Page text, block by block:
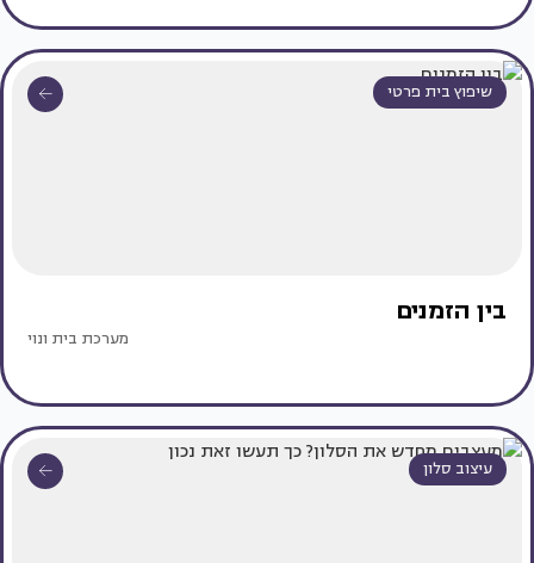
שיפוץ בית פרטי
בין הזמנים
מערכת בית ונוי
עיצוב סלון